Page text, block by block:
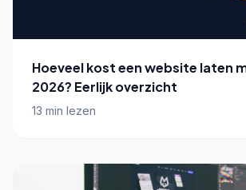
Hoeveel kost een website laten
2026? Eerlijk overzicht
13 min lezen